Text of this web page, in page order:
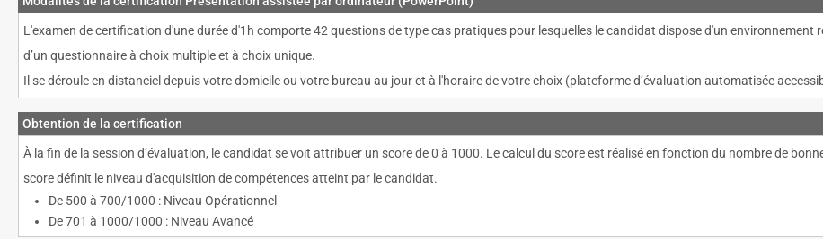
L'examen de certification d'une durée d'1h comporte 42 questions de type cas pratiques pour lesquelles le candidat dispose d'un
d’un questionnaire à choix multiple et à choix unique.
Il se déroule en distanciel depuis votre domicile ou votre bureau au jour et à l'horaire de votre choix (plateforme d’évaluation automatisée
Obtention de la certification
À la fin de la session d’évaluation, le candidat se voit attribuer un score de 0 à 1000. Le calcul du score est réalisé en fonction du nombre de
score définit le niveau d'acquisition de compétences atteint par le candidat.
De 500 à 700/1000 : Niveau Opérationnel
De 701 à 1000/1000 : Niveau Avancé